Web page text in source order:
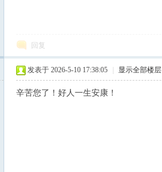
回复
发表于 2026-5-10 17:38:05 显示全部楼层
辛苦您了！好人一生安康！